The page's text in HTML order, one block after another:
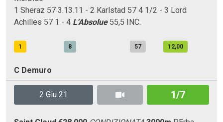
1 Sheraz 57 3.13.11 - 2 Karlstad 57 4 1/2 - 3 Lord
Achilles 57 1 - 4 L'Absolue55,5 INC.
1 8 57 12,00
C Demuro
2 Giu 21 1/7